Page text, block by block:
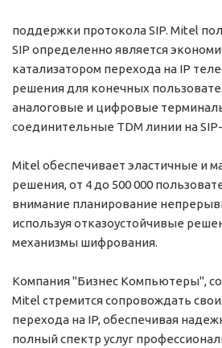
поддержки протокола SIP. Mitel
SIP определенно является
катализатором перехода на IP
решения для конечных
аналоговые и цифровые
соединительные TDM линии на
Mitel обеспечивает эластичные и
решения, от 4 до 500 000
внимание планирование
используя отказоустойчивые
механизмы шифрования.
Компания "Бизнес Компьютеры",
Mitel стремится сопровождать
перехода на IP, обеспечивая
полный спектр услуг